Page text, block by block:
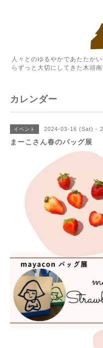
人々とのゆるやかであたたか
らずっと大切にしてきた木頭
カレンダー
イベント 2024-03-16 (Sat) -
まーこさん春のバッグ展